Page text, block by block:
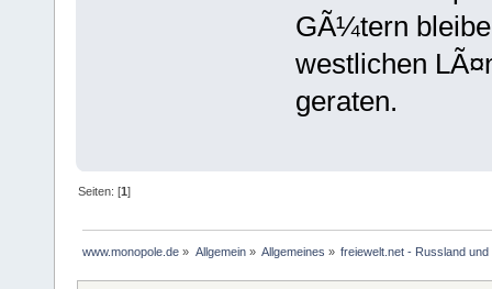
GÃ¼tern
westlichen
geraten.
Seiten: [1]
www.monopole.de » Allgemein» Allgemeines » freiewelt.net - Russland